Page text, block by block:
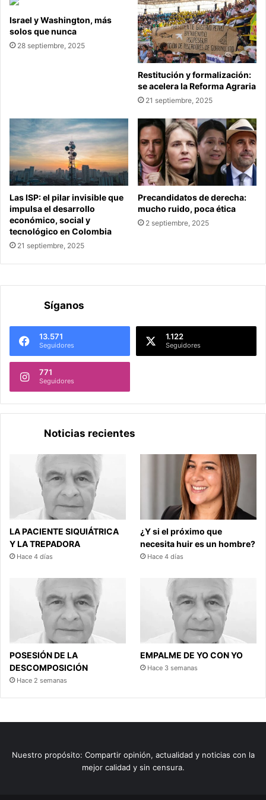
Israel y Washington, más
solos que nunca
28 septiembre, 2025
Restitución y formalización:
se acelera la Reforma Agraria
21 septiembre, 2025
Las ISP: el pilar invisible que
impulsa el desarrollo
económico, social y
tecnológico en Colombia
21 septiembre, 2025
Precandidatos de derecha:
mucho ruido, poca ética
2 septiembre, 2025
Síganos
13.571
Seguidores
1.122
Seguidores
771
Seguidores
Noticias recientes
LA PACIENTE SIQUIÁTRICA
Y LA TREPADORA
Hace 4 días
¿Y si el próximo que
necesita huir es un hombre?
Hace 4 días
POSESIÓN DE LA
DESCOMPOSICIÓN
Hace 2 semanas
EMPALME DE YO CON YO
Hace 3 semanas
Nuestro propósito: Compartir opinión, actualidad y noticias con la
mejor calidad y sin censura.